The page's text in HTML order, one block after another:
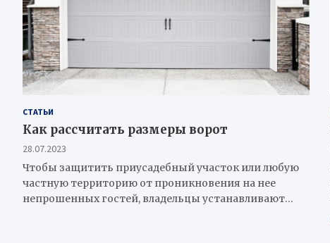
СТАТЬИ
Как рассчитать размеры ворот
28.07.2023
Чтобы защитить приусадебный участок или любую
частную территорию от проникновения на нее
непрошенных гостей, владельцы устанавливают…